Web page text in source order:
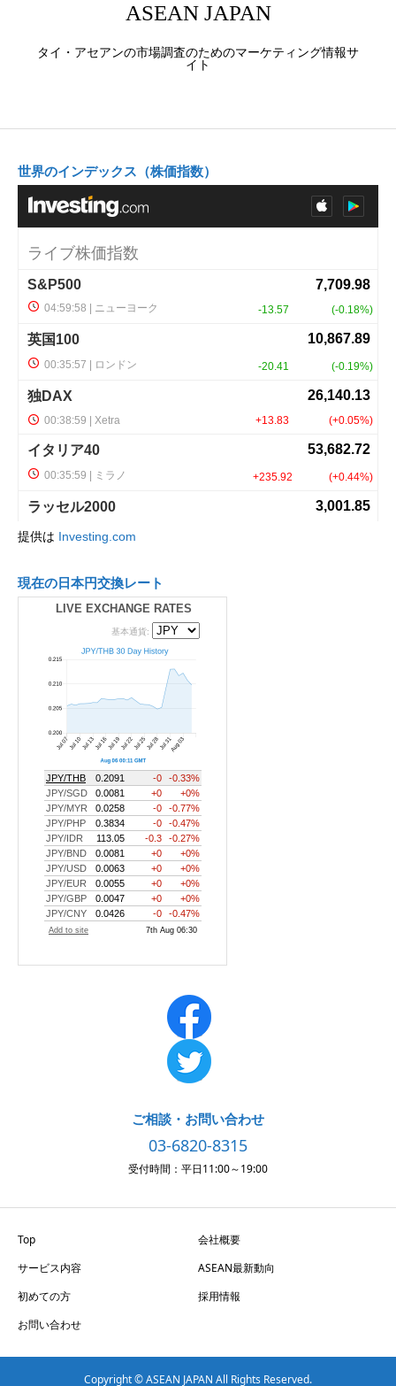
ASEAN JAPAN
タイ・アセアンの市場調査のためのマーケティング情報サ
イト
世界のインデックス（株価指数）
提供は Investing.com
現在の日本円交換レート
LIVE EXCHANGE RATES
ご相談・お問い合わせ
03-6820-8315
受付時間：平日11:00～19:00
Top
会社概要
サービス内容
ASEAN最新動向
初めての方
採用情報
お問い合わせ
Copyright © ASEAN JAPAN All Rights Reserved.